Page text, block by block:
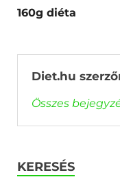
160g diéta
Diet.hu
Összes
KERESÉS